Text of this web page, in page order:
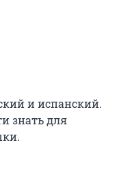
и испанский.
знать для